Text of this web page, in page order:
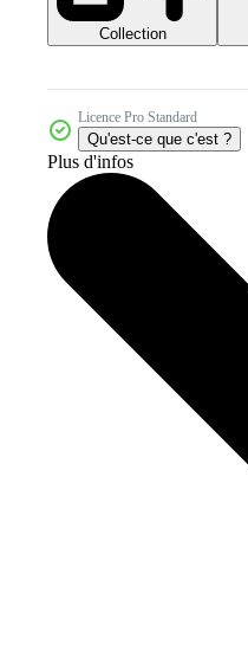
Collection
Licence Pro Standard
Qu'est-ce que c'est ?
Plus d'infos